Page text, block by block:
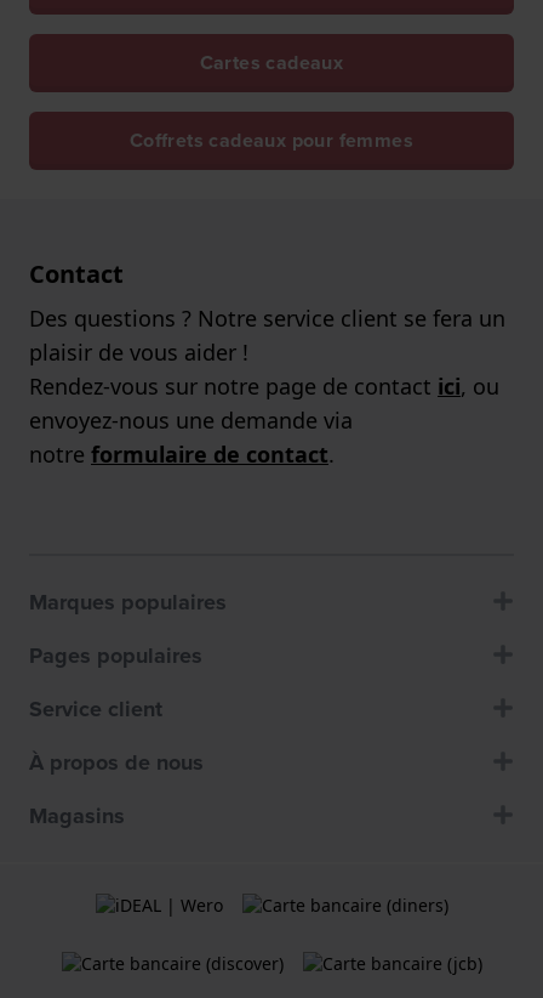
Cartes cadeaux
Coffrets cadeaux pour femmes
Contact
Des questions ? Notre service client se fera un
plaisir de vous aider !
Rendez-vous sur notre page de contact ici, ou
envoyez-nous une demande via
notre formulaire de contact.
Marques populaires
Pages populaires
Service client
À propos de nous
Magasins